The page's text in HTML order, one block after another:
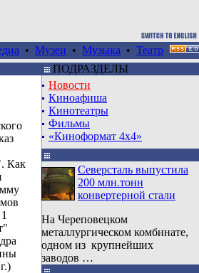
• Музеи • Музыка • Театр
Как
ПОДРАЗДЕЛЫ
Новости
Киноафиша
Кинотеатры
Фильмы
«Киноформат 4x4»
Северсталь выпустила
200 млн.тонн
конвертерной стали
На Череповецком
металлургическом комбинате,
одном из крупнейших
заводов …